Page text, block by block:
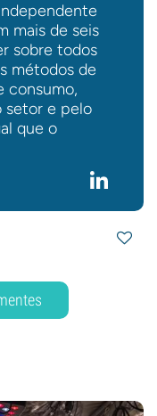
mais de seis
sobre todos
métodos de
consumo,
setor e pelo
que o